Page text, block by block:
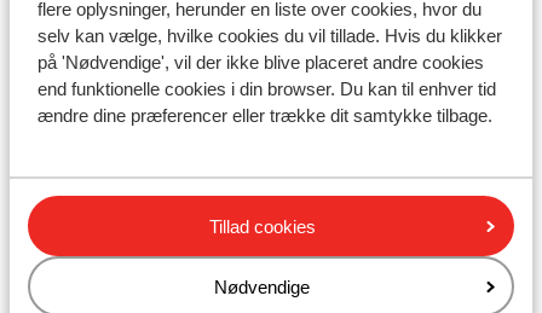
flere oplysninger, herunder en liste over cookies, hvor du
selv kan vælge, hvilke cookies du vil tillade. Hvis du klikker
på 'Nødvendige', vil der ikke blive placeret andre cookies
end funktionelle cookies i din browser. Du kan til enhver tid
ændre dine præferencer eller trække dit samtykke tilbage.
Tillad cookies
Nødvendige
om, at de har tilladelse til rejsen. Det gælder dog ikke,
hvis rejsen er købt af en forælder eller værge.
Den rejsende er forpligtet til at kontrollere
oplysningerne på tilmeldingssiden og øvrige
hurtigt som muligt. Ændring kan være forbundet med
et gebyr eller ny bestilling.
Navne på rejsedokumentet skal altid stemme overens
med passet, og skal altid indeholde minimum første
Åbningstider
Firmainformation
Job hos Sunweb
Ansvarligt på ferie
Inden du rejser
Betingelser
Forsikring